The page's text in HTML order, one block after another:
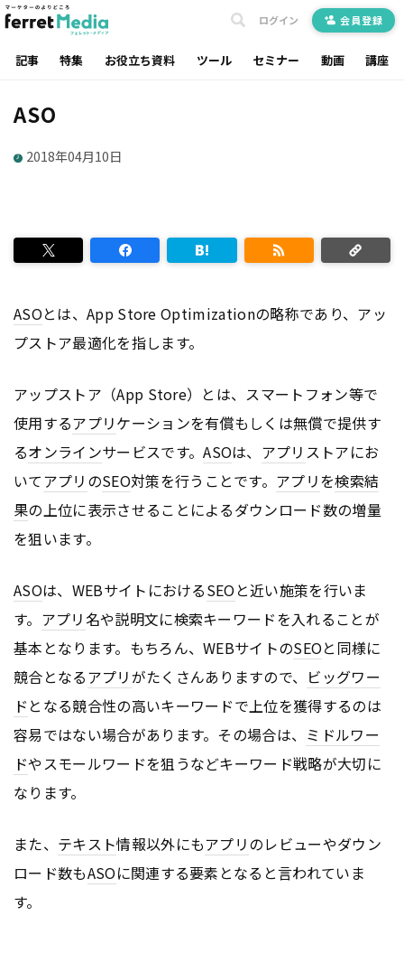
記事 特集 お役立ち資料 ツール セミナー 動画 講座
ログイン 会員登録
ASO
2018年04月10日
ASOとは、App Store Optimizationの略称であり、アッ
プストア最適化を指します。
アップストア（App Store）とは、スマートフォン等で
使用するアプリケーションを有償もしくは無償で提供す
るオンラインサービスです。ASOは、 アプリ ストアにお
いてアプリ のSEO対策を行うことです。 アプリを検索結
果の上位に表示させることによるダウンロード数の増量
を狙います。
ASOは、WEBサイトにおけるSEO と近い施策を行いま
す。 アプリ 名や説明文に検索キーワードを入れることが
基本となります。もちろん、WEBサイトのSEOと同様に
競合となるアプリがたくさんありますので、 ビッグワー
ド となる競合性の高いキーワードで上位を獲得するのは
容易ではない場合があります。その場合は、 ミドルワー
ドやスモールワードを狙うなどキーワード戦略が大切に
なります。
また、 テキスト情報以外にもアプリのレビューやダウン
ロード数もASOに関連する要素となると言われていま
す。